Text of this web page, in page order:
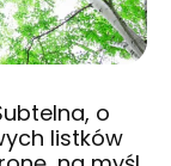
o
listków